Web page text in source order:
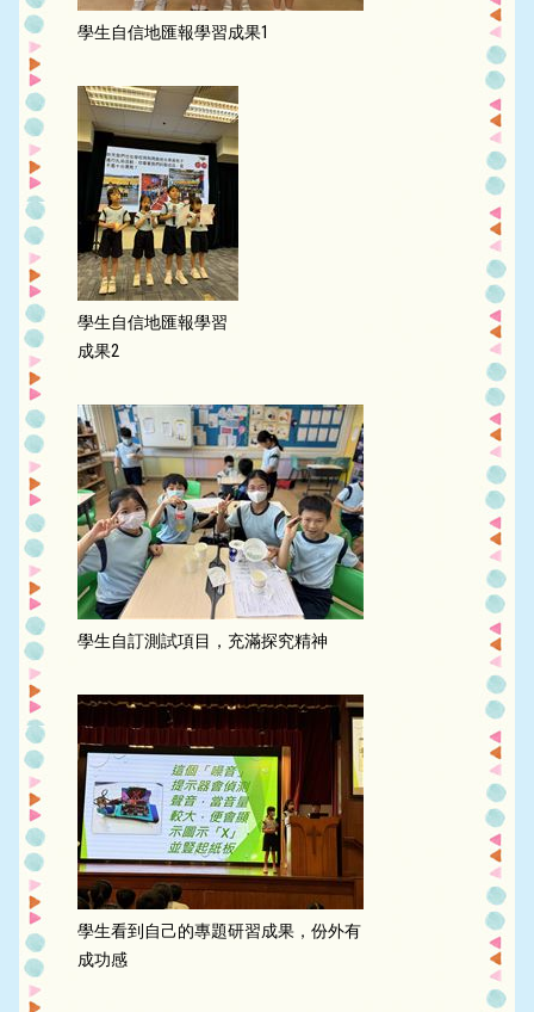
學生自信地匯報學習成果1
學生自信地匯報學習
成果2
學生自訂測試項目，充滿探究精神
學生看到自己的專題研習成果，份外有
成功感